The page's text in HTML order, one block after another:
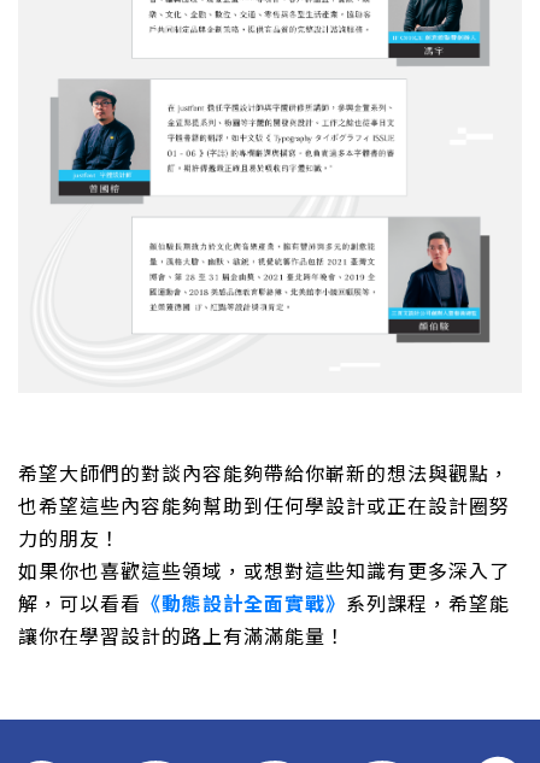
希望大師們的對談內容能夠帶給你嶄新的想法與觀點，
也希望這些內容能夠幫助到任何學設計或正在設計圈努
力的朋友！
如果你也喜歡這些領域，或想對這些知識有更多深入了
解，可以看看 《動態設計全面實戰》 系列課程，希望能
讓你在學習設計的路上有滿滿能量！